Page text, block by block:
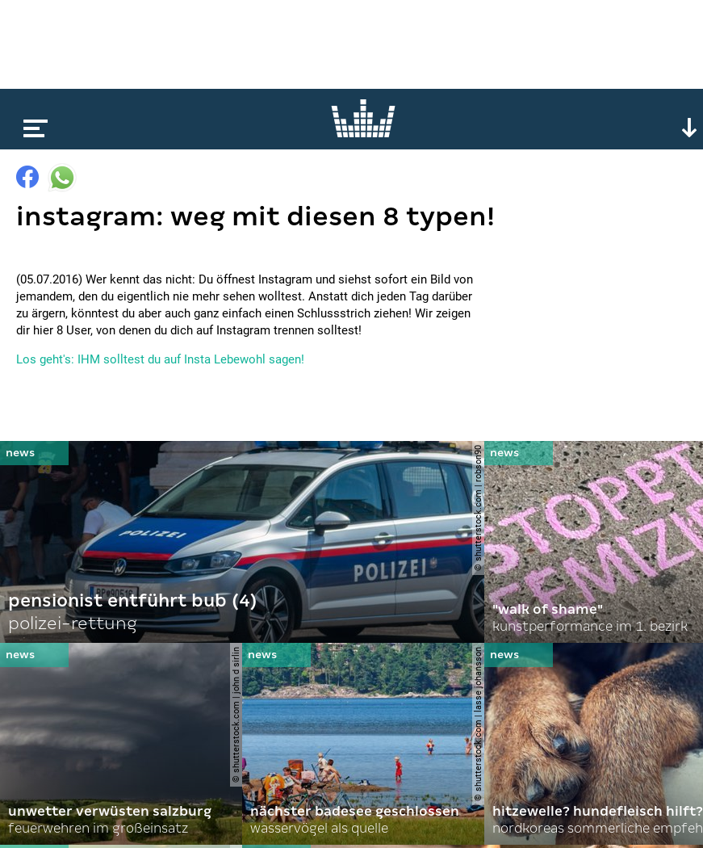
instagram: weg mit diesen 8 typen!
(05.07.2016) Wer kennt das nicht: Du öffnest Instagram und siehst sofort ein Bild von
jemandem, den du eigentlich nie mehr sehen wolltest. Anstatt dich jeden Tag darüber
zu ärgern, könntest du aber auch ganz einfach einen Schlussstrich ziehen! Wir zeigen
dir hier 8 User, von denen du dich auf Instagram trennen solltest!
Los geht's: IHM solltest du auf Insta Lebewohl sagen!
© shutterstock.com | robson90
pensionist entführt bub (4)
polizei-rettung
"walk of shame"
kunstperformance im 1. bezirk
© shutterstock.com | john d sirlin
unwetter verwüsten salzburg
feuerwehren im großeinsatz
© shutterstock.com | lasse johansson
nächster badesee geschlossen
wasservögel als quelle
hitzewelle? hundefleisch hilft?